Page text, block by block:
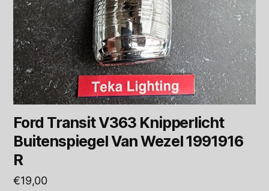
Ford Transit V363 Knipperlicht
Buitenspiegel Van Wezel 1991916
R
€19,00